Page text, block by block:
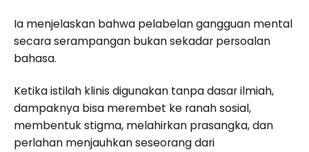
Ia menjelaskan bahwa pelabelan gangguan mental
secara serampangan bukan sekadar persoalan
bahasa.
Ketika istilah klinis digunakan tanpa dasar ilmiah,
dampaknya bisa merembet ke ranah sosial,
membentuk stigma, melahirkan prasangka, dan
perlahan menjauhkan seseorang dari